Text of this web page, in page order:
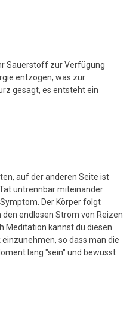
Sauerstoff zur Verfügung
entzogen, was zur
gesagt, es entsteht ein
auf der anderen Seite ist
untrennbar miteinander
Der Körper folgt
endlosen Strom von Reizen
Meditation kannst du diesen
so dass man die
lang "sein" und bewusst